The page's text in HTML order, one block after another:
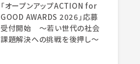
「オープンアップACTION for
GOOD AWARDS 2026」応募
受付開始 〜若い世代の社会
課題解決への挑戦を後押し〜